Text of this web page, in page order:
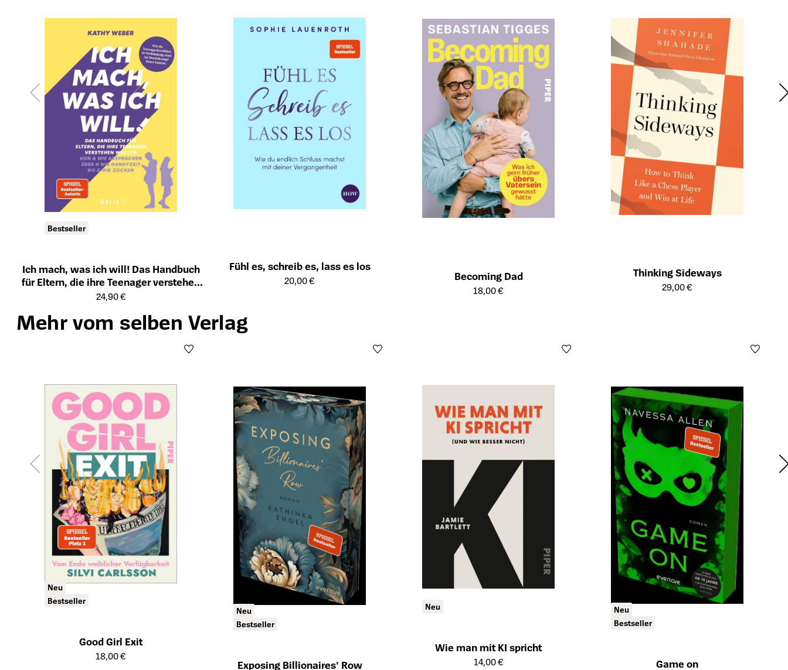
Bestseller
Ich mach, was ich will! Das Handbuch
für Eltern, die ihre Teenager verstehen
wollen - Von A wie Absprachen über H
Öffnet die Detailseite des Produkts
24,90 €
Fühl es, schreib es, lass es los
Öffnet die Detailseite des Produkts
20,00 € Becoming Dad
Öffnet die Detailseite des Produkts
18,00 €
Thinking Sideways
Öffnet die Detailseite des Produkts
29,00 €
Mehr vom selben Verlag
Neu
Bestseller
Good Girl Exit
Öffnet die Detailseite des Produkts
18,00 €
Neu
Bestseller
Exposing Billionaires' Row
Neu
Wie man mit KI spricht
Öffnet die Detailseite des Produkts
14,00 €
Neu
Bestseller
Game on